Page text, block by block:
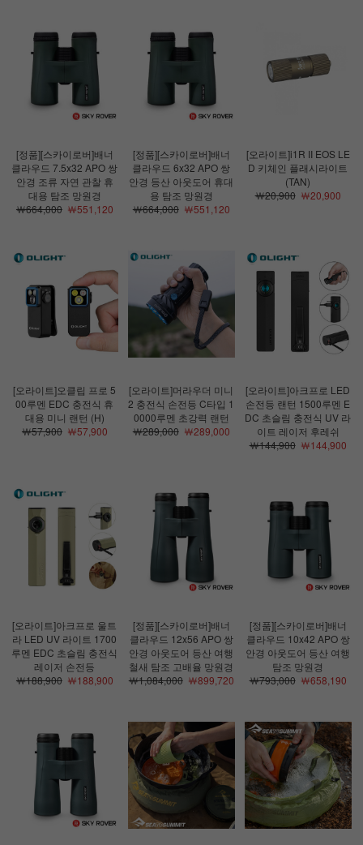
[정품][스카이로버]배너
클라우드 7.5x32 APO 쌍
안경 조류 자연 관찰 휴
대용 탐조 망원경
￦664,000￦551,120
[정품][스카이로버]배너
클라우드 6x32 APO 쌍
안경 등산 아웃도어 휴대
용 탐조 망원경
￦664,000￦551,120
[오라이트]i1R II EOS LE
D 키체인 플래시라이트
(TAN)
￦20,900￦20,900
[오라이트]오클립 프로 5
00루멘 EDC 충전식 휴
대용 미니 랜턴 (H)
￦57,900￦57,900
[오라이트]머라우더 미니
2 충전식 손전등 C타입 1
0000루멘 초강력 랜턴
￦289,000￦289,000
[오라이트]아크프로 LED
손전등 랜턴 1500루멘 E
DC 초슬림 충전식 UV 라
이트 레이저 후레쉬
￦144,900￦144,900
[오라이트]아크프로 울트
라 LED UV 라이트 1700
루멘 EDC 초슬림 충전식
레이저 손전등
￦188,900￦188,900
[정품][스카이로버]배너
클라우드 12x56 APO 쌍
안경 아웃도어 등산 여행
철새 탐조 고배율 망원경
￦1,084,000￦899,720
[정품][스카이로버]배너
클라우드 10x42 APO 쌍
안경 아웃도어 등산 여행
탐조 망원경
￦793,000￦658,190